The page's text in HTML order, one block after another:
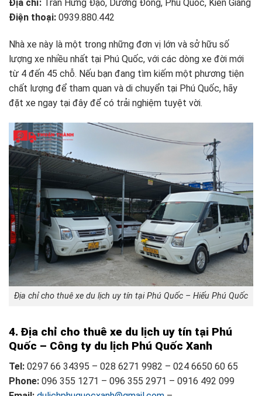
Địa chỉ: Trần Hưng Đạo, Dương Đông, Phú Quốc, Kiên Giang
Điện thoại: 0939.880.442
Nhà xe này là một trong những đơn vị lớn và sở hữu số
lượng xe nhiều nhất tại Phú Quốc, với các dòng xe đời mới
từ 4 đến 45 chỗ. Nếu bạn đang tìm kiếm một phương tiện
chất lượng để tham quan và di chuyển tại Phú Quốc, hãy
đặt xe ngay tại đây để có trải nghiệm tuyệt vời.
Địa chỉ cho thuê xe du lịch uy tín tại Phú Quốc – Hiếu Phú Quốc
4. Địa chỉ cho thuê xe du lịch uy tín tại Phú
Quốc – Công ty du lịch Phú Quốc Xanh
Tel: 0297 66 34395 – 028 6271 9982 – 024 6650 60 65
Phone: 096 355 1271 – 096 355 2971 – 0916 492 099